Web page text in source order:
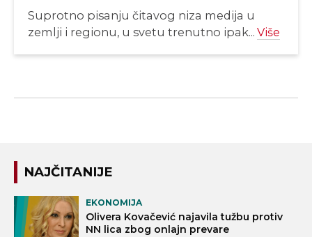
Suprotno pisanju čitavog niza medija u
zemlji i regionu, u svetu trenutno ipak... Više
NAJČITANIJE
EKONOMIJA
Olivera Kovačević najavila tužbu protiv
NN lica zbog onlajn prevare